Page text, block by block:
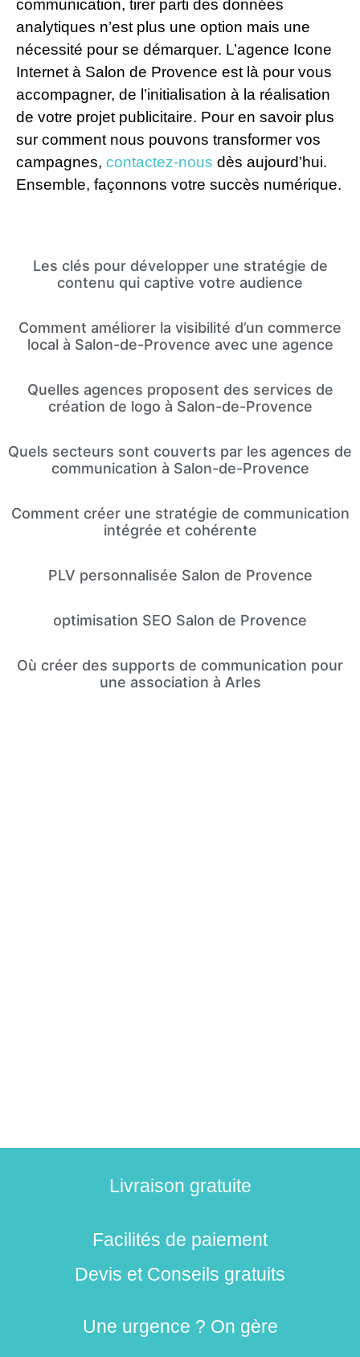
communication, tirer parti des données
analytiques n’est plus une option mais une
nécessité pour se démarquer. L’agence Icone
Internet à Salon de Provence est là pour vous
accompagner, de l’initialisation à la réalisation
de votre projet publicitaire. Pour en savoir plus
sur comment nous pouvons transformer vos
campagnes, contactez-nous dès aujourd’hui.
Ensemble, façonnons votre succès numérique.
Les clés pour développer une stratégie de
contenu qui captive votre audience
Comment améliorer la visibilité d’un commerce
local à Salon-de-Provence avec une agence
Quelles agences proposent des services de
création de logo à Salon-de-Provence
Quels secteurs sont couverts par les agences de
communication à Salon-de-Provence
Comment créer une stratégie de communication
intégrée et cohérente
PLV personnalisée Salon de Provence
optimisation SEO Salon de Provence
Où créer des supports de communication pour
une association à Arles
Livraison gratuite
Facilités de paiement
Devis et Conseils gratuits
Une urgence ? On gère